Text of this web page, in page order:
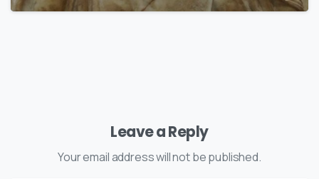
Leave a Reply
Your email address will not be published.